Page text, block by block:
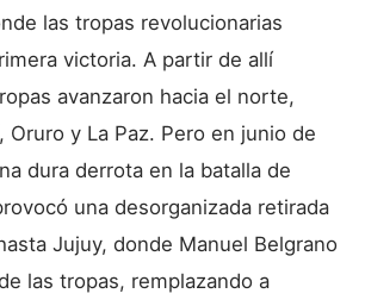
las tropas revolucionarias
victoria. A partir de allí
avanzaron hacia el norte,
Oruro y La Paz. Pero en junio de
dura derrota en la batalla de
una desorganizada retirada
Jujuy, donde Manuel Belgrano
las tropas, remplazando a